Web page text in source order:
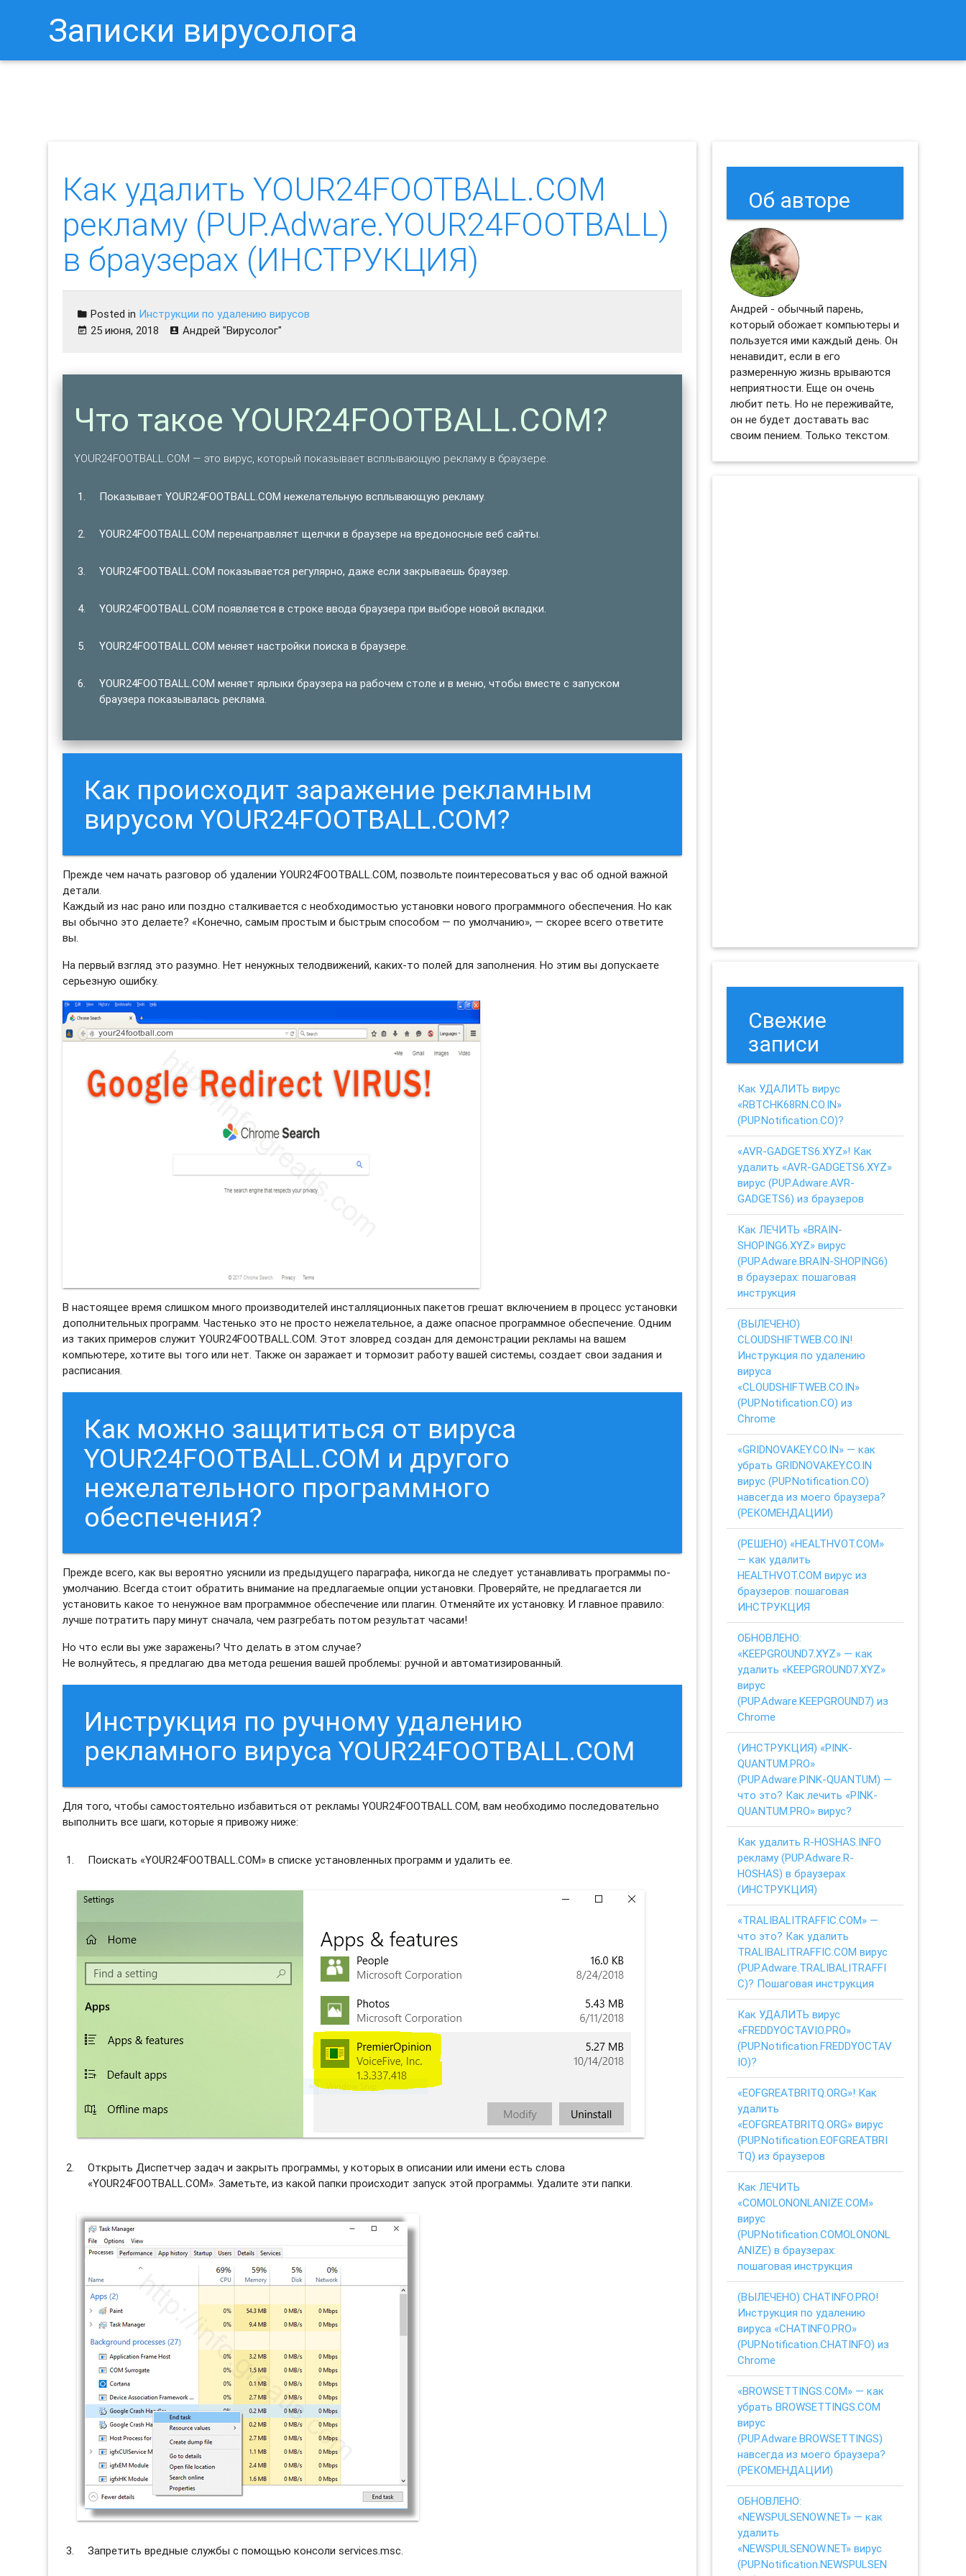
Записки вирусолога
Как удалить YOUR24FOOTBALL.COM
рекламу (PUP.Adware.YOUR24FOOTBALL)
в браузерах (ИНСТРУКЦИЯ)
Posted in Инструкции по удалению вирусов
25 июня, 2018
Андрей "Вирусолог"
Что такое YOUR24FOOTBALL.COM?
YOUR24FOOTBALL.COM — это вирус, который показывает всплывающую рекламу в браузере.
Показывает YOUR24FOOTBALL.COM нежелательную всплывающую рекламу.
YOUR24FOOTBALL.COM перенаправляет щелчки в браузере на вредоносные веб сайты.
YOUR24FOOTBALL.COM показывается регулярно, даже если закрываешь браузер.
YOUR24FOOTBALL.COM появляется в строке ввода браузера при выборе новой вкладки.
YOUR24FOOTBALL.COM меняет настройки поиска в браузере.
YOUR24FOOTBALL.COM меняет ярлыки браузера на рабочем столе и в меню, чтобы вместе с запуском
браузера показывалась реклама.
Как происходит заражение рекламным
вирусом YOUR24FOOTBALL.COM?
Прежде чем начать разговор об удалении YOUR24FOOTBALL.COM, позвольте поинтересоваться у вас об одной важной
детали.
Каждый из нас рано или поздно сталкивается с необходимостью установки нового программного обеспечения. Но как
вы обычно это делаете? «Конечно, самым простым и быстрым способом — по умолчанию», — скорее всего ответите
вы.
На первый взгляд это разумно. Нет ненужных телодвижений, каких-то полей для заполнения. Но этим вы допускаете
серьезную ошибку.
В настоящее время слишком много производителей инсталляционных пакетов грешат включением в процесс установки
дополнительных программ. Частенько это не просто нежелательное, а даже опасное программное обеспечение. Одним
из таких примеров служит YOUR24FOOTBALL.COM. Этот зловред создан для демонстрации рекламы на вашем
компьютере, хотите вы того или нет. Также он заражает и тормозит работу вашей системы, создает свои задания и
расписания.
Как можно защититься от вируса
YOUR24FOOTBALL.COM и другого
нежелательного программного
обеспечения?
Прежде всего, как вы вероятно уяснили из предыдущего параграфа, никогда не следует устанавливать программы по-
умолчанию. Всегда стоит обратить внимание на предлагаемые опции установки. Проверяйте, не предлагается ли
установить какое то ненужное вам программное обеспечение или плагин. Отменяйте их установку. И главное правило:
лучше потратить пару минут сначала, чем разгребать потом результат часами!
Но что если вы уже заражены? Что делать в этом случае?
Не волнуйтесь, я предлагаю два метода решения вашей проблемы: ручной и автоматизированный.
Инструкция по ручному удалению
рекламного вируса YOUR24FOOTBALL.COM
Для того, чтобы самостоятельно избавиться от рекламы YOUR24FOOTBALL.COM, вам необходимо последовательно
выполнить все шаги, которые я привожу ниже:
Поискать «YOUR24FOOTBALL.COM» в списке установленных программ и удалить ее.
Открыть Диспетчер задач и закрыть программы, у которых в описании или имени есть слова
«YOUR24FOOTBALL.COM». Заметьте, из какой папки происходит запуск этой программы. Удалите эти папки.
Запретить вредные службы с помощью консоли services.msc.
Об авторе
Андрей - обычный парень,
который обожает компьютеры и
пользуется ими каждый день. Он
ненавидит, если в его
размеренную жизнь врываются
неприятности. Еще он очень
любит петь. Но не переживайте,
он не будет доставать вас
своим пением. Только текстом.
Свежие
записи
Как УДАЛИТЬ вирус
«RBTCHK68RN.CO.IN»
(PUP.Notification.CO)?
«AVR-GADGETS6.XYZ»! Как
удалить «AVR-GADGETS6.XYZ»
вирус (PUP.Adware.AVR-
GADGETS6) из браузеров
Как ЛЕЧИТЬ «BRAIN-
SHOPING6.XYZ» вирус
(PUP.Adware.BRAIN-SHOPING6)
в браузерах: пошаговая
инструкция
(ВЫЛЕЧЕНО)
CLOUDSHIFTWEB.CO.IN!
Инструкция по удалению
вируса
«CLOUDSHIFTWEB.CO.IN»
(PUP.Notification.CO) из
Chrome
«GRIDNOVAKEY.CO.IN» — как
убрать GRIDNOVAKEY.CO.IN
вирус (PUP.Notification.CO)
навсегда из моего браузера?
(РЕКОМЕНДАЦИИ)
(РЕШЕНО) «HEALTHVOT.COM»
— как удалить
HEALTHVOT.COM вирус из
браузеров: пошаговая
ИНСТРУКЦИЯ
ОБНОВЛЕНО:
«KEEPGROUND7.XYZ» — как
удалить «KEEPGROUND7.XYZ»
вирус
(PUP.Adware.KEEPGROUND7) из
Chrome
(ИНСТРУКЦИЯ) «PINK-
QUANTUM.PRO»
(PUP.Adware.PINK-QUANTUM) —
что это? Как лечить «PINK-
QUANTUM.PRO» вирус?
Как удалить R-HOSHAS.INFO
рекламу (PUP.Adware.R-
HOSHAS) в браузерах
(ИНСТРУКЦИЯ)
«TRALIBALITRAFFIC.COM» —
что это? Как удалить
TRALIBALITRAFFIC.COM вирус
(PUP.Adware.TRALIBALITRAFFI
C)? Пошаговая инструкция
Как УДАЛИТЬ вирус
«FREDDYOCTAVIO.PRO»
(PUP.Notification.FREDDYOCTAV
IO)?
«EOFGREATBRITQ.ORG»! Как
удалить
«EOFGREATBRITQ.ORG» вирус
(PUP.Notification.EOFGREATBRI
TQ) из браузеров
Как ЛЕЧИТЬ
«COMOLONONLANIZE.COM»
вирус
(PUP.Notification.COMOLONONL
ANIZE) в браузерах:
пошаговая инструкция
(ВЫЛЕЧЕНО) CHATINFO.PRO!
Инструкция по удалению
вируса «CHATINFO.PRO»
(PUP.Notification.CHATINFO) из
Chrome
«BROWSETTINGS.COM» — как
убрать BROWSETTINGS.COM
вирус
(PUP.Adware.BROWSETTINGS)
навсегда из моего браузера?
(РЕКОМЕНДАЦИИ)
ОБНОВЛЕНО:
«NEWSPULSENOW.NET» — как
удалить
«NEWSPULSENOW.NET» вирус
(PUP.Notification.NEWSPULSEN